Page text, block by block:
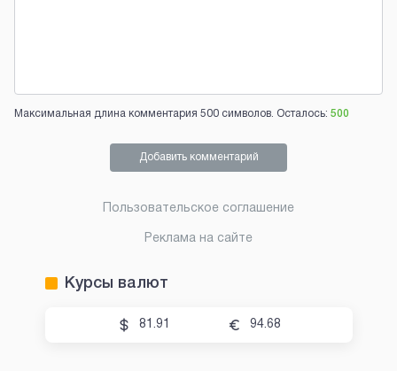
Максимальная длина комментария 500 символов. Осталось: 500
Добавить комментарий
Пользовательское соглашение
Реклама на сайте
Курсы валют
81.91 94.68